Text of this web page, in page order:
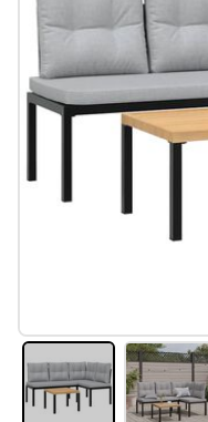
#sharemevidaxl